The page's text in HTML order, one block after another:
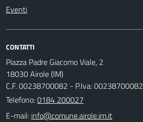
Eventi
CONTATTI
Piazza Padre Giacomo Viale, 2
18030 Airole (IM)
C.F. 00238700082 - P.Iva: 00238700082
Telefono:0184 200027
E-mail: